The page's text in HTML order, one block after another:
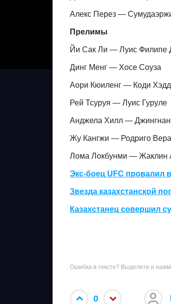
Алекс Перез —
Прелимы
Йи Сак Ли — Луис Филипе
Динг Менг — Хосе Соуза
Аори Кюиленг — Коди
Рей Тсуруя — Луис Гуруле
Анджела Хилл —
Жу Кангжи — Родриго Вера
Лома Локбунми — Жаклин
Экс-боец UFC провалил
Звезда казахстанской
Казахстанец совершил
Ошибка в тексте? Выделите и
0